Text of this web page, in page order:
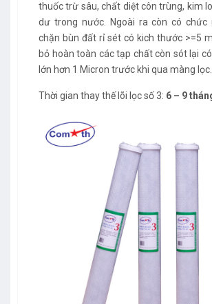
thuốc trừ sâu, chất diệt côn trùng, kim
dư trong nước. Ngoài ra còn có chức
chặn bùn đất rỉ sét có kich thước >=5
bỏ hoàn toàn các tạp chất còn sót lại
lớn hơn 1 Micron trước khi qua màng lọc.
Thời gian thay thế lõi lọc số 3: 6 – 9